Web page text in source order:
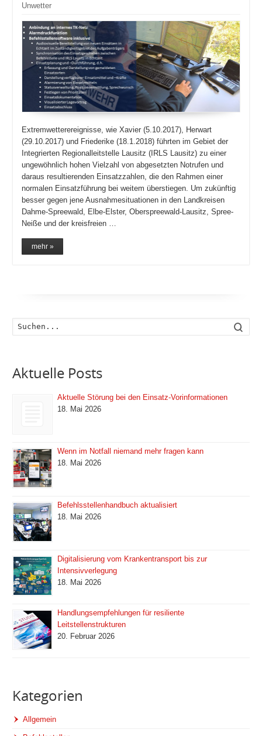
Unwetter
Extremwetterereignisse, wie Xavier (5.10.2017), Herwart
(29.10.2017) und Friederike (18.1.2018) führten im Gebiet der
Integrierten Regionalleitstelle Lausitz (IRLS Lausitz) zu einer
ungewöhnlich hohen Vielzahl von abgesetzten Notrufen und
daraus resultierenden Einsatzzahlen, die den Rahmen einer
normalen Einsatzführung bei weitem überstiegen. Um zukünftig
besser gegen jene Ausnahmesituationen in den Landkreisen
Dahme-Spreewald, Elbe-Elster, Oberspreewald-Lausitz, Spree-
Neiße und der kreisfreien …
mehr »
Aktuelle Posts
Aktuelle Störung bei den Einsatz-Vorinformationen
18. Mai 2026
Wenn im Notfall niemand mehr fragen kann
18. Mai 2026
Befehlsstellenhandbuch aktualisiert
18. Mai 2026
Digitalisierung vom Krankentransport bis zur
Intensivverlegung
18. Mai 2026
Handlungsempfehlungen für resiliente
Leitstellenstrukturen
20. Februar 2026
Kategorien
Allgemein